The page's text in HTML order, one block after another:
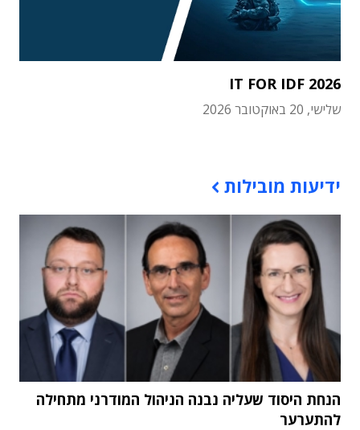
IT FOR IDF 2026
שלישי, 20 באוקטובר 2026
ידיעות מובילות
הנחת היסוד שעליה נבנה הניהול המודרני מתחילה
להתערער